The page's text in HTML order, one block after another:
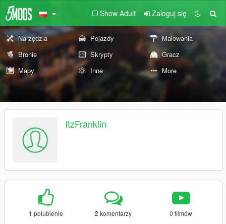
Show Adult Zaloguj się
Narzędzia Pojazdy
Malowania
Bronie
Skrypty
Gracz
Mapy
Inne More
ItzFranklin
1 polubienie 2 komentarzy 0 filmów